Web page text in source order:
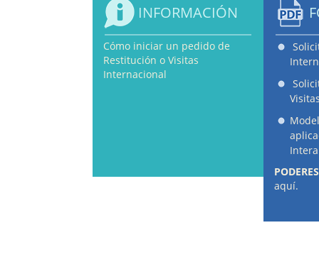
INFORMACIÓN
Cómo iniciar un pedido de
Restitución o Visitas
Internacional
aquí.